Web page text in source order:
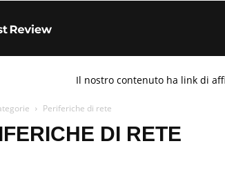
Must
ReviewIl nostro contenuto ha link di
Periferiche di rete
DI RETE